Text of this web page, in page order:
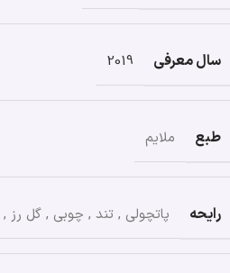
سال معرفی 2019
طبع ملایم
رایحه پاتچولی , تند , چوبی , گل رز ,